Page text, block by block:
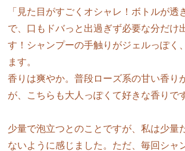
「見た目がすごくオシャレ！ボトルが透
で、口もドバっと出過ぎず必要な分だけ
す！シャンプーの手触りがジェルっぽく
ます。
香りは爽やか。普段ローズ系の甘い香り
が、こちらも大人っぽくて好きな香りで
少量で泡立つとのことですが、私は少量
ないように感じました。ただ、毎回シャ